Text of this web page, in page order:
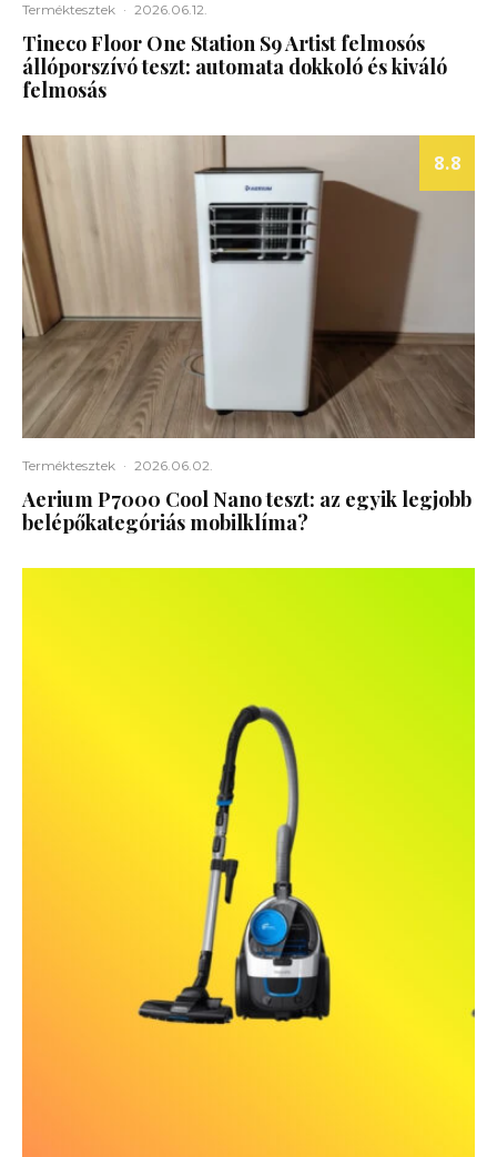
Terméktesztek · 2026.06.12.
Tineco Floor One Station S9 Artist felmosós
állóporszívó teszt: automata dokkoló és kiváló
felmosás
8.8
Terméktesztek · 2026.06.02.
Aerium P7000 Cool Nano teszt: az egyik legjobb
belépőkategóriás mobilklíma?